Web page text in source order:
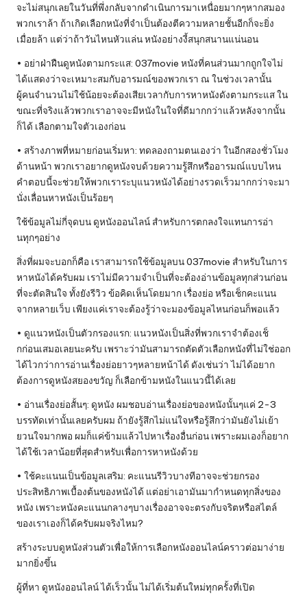
จะไม่สนุกเลยในวันที่พึ่งกลับจากดำเนินการมาเหนื่อยมากๆหากสมอง
พวกเราล้า ถ้าเกิดเลือกหนังที่จำเป็นต้องตีความหลายชั้นอีกก็จะยิ่ง
เมื่อยล้า แต่ว่าถ้าวันไหนหัวแล่น หนังอย่างงี้สนุกสนานแน่นอน
• อย่าฝ่าฝืนดูหนังตามกระแส: 037movie หนังที่คนส่วนมากถูกใจไม่
ได้แสดงว่าจะเหมาะสมกับอารมณ์ของพวกเรา ณ ในช่วงเวลานั้น
ผู้คนจำนวนไม่ใช้น้อยจะต้องเสียเวลากับการหาหนังดังตามกระแส ใน
ขณะที่จริงแล้วพวกเราอาจจะมีหนังในใจที่ดีมากกว่าแล้วหลังจากนั้น
ก็ได้ เลือกตามใจตัวเองก่อน
• สร้างภาพที่หมายก่อนเริ่มหา: ทดลองถามตนเองว่า ในอีกสองชั่วโมง
ด้านหน้า พวกเราอยากดูหนังจบด้วยความรู้สึกหรืออารมณ์แบบไหน
คำตอบนี้จะช่วยให้พวกเราระบุแนวหนังได้อย่างรวดเร็วมากกว่าจะมา
นั่งเลื่อนหาหนังเป็นร้อยๆ
ใช้ข้อมูลไม่กี่จุดบน ดูหนังออนไลน์ สำหรับการตกลงใจแทนการอ่า
นทุกๆอย่าง
สิ่งที่ผมจะบอกก็คือ เราสามารถใช้ข้อมูลบน 037movie สำหรับในการ
หาหนังได้ครับผม เราไม่มีความจำเป็นที่จะต้องอ่านข้อมูลทุกส่วนก่อน
ที่จะตัดสินใจ ทั้งยังรีวิว ข้อคิดเห็นโดยมาก เรื่องย่อ หรือเช็กคะแนน
จากหลายเว็บ เพียงแค่เราจะต้องรู้ว่าจะมองข้อมูลไหนก่อนก็พอแล้ว
• ดูแนวหนังเป็นตัวกรองแรก: แนวหนังเป็นสิ่งที่พวกเราจำต้องเช็
กก่อนเสมอเลยนะครับ เพราะว่ามันสามารถตัดตัวเลือกหนังที่ไม่ใช่ออก
ได้ไวกว่าการอ่านเรื่องย่อยาวๆหลายหน้าได้ ดังเช่นว่า ไม่ได้อยาก
ต้องการดูหนังสยองขวัญ ก็เลือกข้ามหนังในแนวนี้ได้เลย
• อ่านเรื่องย่อสั้นๆ: ดูหนัง ผมชอบอ่านเรื่องย่อของหนังนั้นๆแค่ 2-3
บรรทัดเท่านั้นเลยครับผม ถ้ายังรู้สึกไม่แน่ใจหรือรู้สึกว่ามันยังไม่เย้า
ยวนใจมากพอ ผมก็แค่ข้ามแล้วไปหาเรื่องอื่นก่อน เพราะผมเองก็อยาก
ได้ใช้เวลาน้อยที่สุดสำหรับเพื่อการหาหนังด้วย
• ใช้คะแนนเป็นข้อมูลเสริม: คะแนนรีวิวบางทีอาจจะช่วยกรอง
ประสิทธิภาพเบื้องต้นของหนังได้ แต่อย่าเอามันมากำหนดทุกสิ่งของ
หนัง เพราะหนังคะแนนกลางๆบางเรื่องอาจจะตรงกับจริตหรือสไตล์
ของเราเองก็ได้ครับผมจริงไหม?
สร้างระบบดูหนังส่วนตัวเพื่อให้การเลือกหนังออนไลน์คราวต่อมาง่าย
มากยิ่งขึ้น
ผู้ที่หา ดูหนังออนไลน์ ได้เร็วนั้น ไม่ได้เริ่มต้นใหม่ทุกครั้งที่เปิด